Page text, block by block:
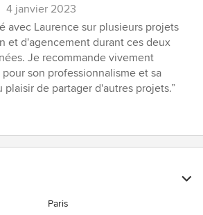
4 janvier 2023
avec Laurence sur plusieurs projets
et d'agencement durant ces deux
Je recommande vivement
son professionnalisme et sa
de partager d'autres projets.”
Paris